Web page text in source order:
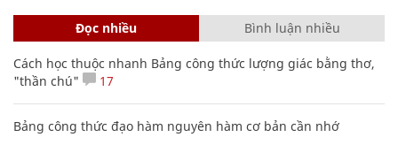
Đọc nhiều Bình luận nhiều
Cách học thuộc nhanh Bảng công thức lượng giác bằng thơ,
"thần chú"
17
Bảng công thức đạo hàm nguyên hàm cơ bản cần nhớ